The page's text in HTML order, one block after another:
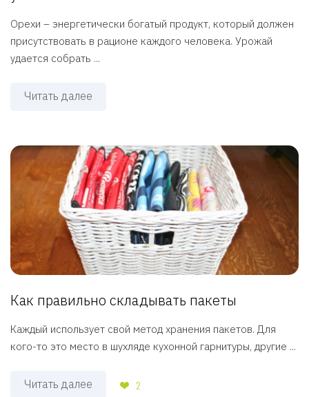
Орехи – энергетически богатый продукт, который должен
присутствовать в рационе каждого человека. Урожай
удается собрать ...
Читать далее
Как правильно складывать пакеты
Каждый использует свой метод хранения пакетов. Для
кого-то это место в шухляде кухонной гарнитуры, другие ...
Читать далее 2